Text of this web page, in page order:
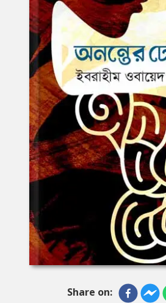
Share on: